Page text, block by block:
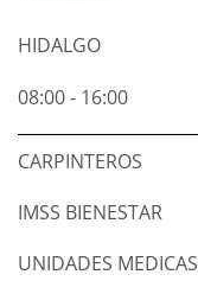
HIDALGO
08:00 - 16:00
CARPINTEROS
IMSS BIENESTAR
UNIDADES MEDICAS